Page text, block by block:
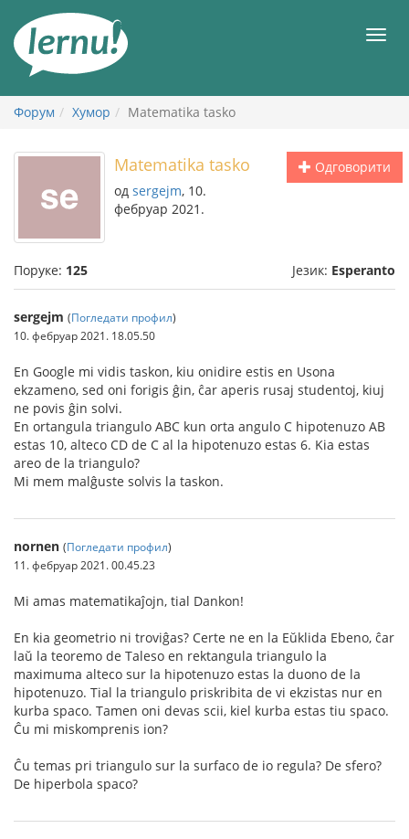
садржају
Форум Хумор Matematika tasko
Одговорити
Matematika tasko
од sergejm, 10.
фебруар 2021.
Поруке: 125 Језик: Esperanto
sergejm (Погледати профил)
10. фебруар 2021. 18.05.50
En Google mi vidis taskon, kiu onidire estis en Usona
ekzameno, sed oni forigis ĝin, ĉar aperis rusaj studentoj, kiuj
ne povis ĝin solvi.
En ortangula triangulo ABC kun orta angulo C hipotenuzo AB
estas 10, alteco CD de C al la hipotenuzo estas 6. Kia estas
areo de la triangulo?
Mi mem malĝuste solvis la taskon.
nornen (Погледати профил)
11. фебруар 2021. 00.45.23
Mi amas matematikaĵojn, tial Dankon!
En kia geometrio ni troviĝas? Certe ne en la Eŭklida Ebeno, ĉar
laŭ la teoremo de Taleso en rektangula triangulo la
maximuma alteco sur la hipotenuzo estas la duono de la
hipotenuzo. Tial la triangulo priskribita de vi ekzistas nur en
kurba spaco. Tamen oni devas scii, kiel kurba estas tiu spaco.
Ĉu mi miskomprenis ion?
Ĉu temas pri triangulo sur la surfaco de io regula? De sfero?
De hiperbola spaco?